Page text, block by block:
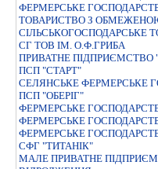
ФЕРМЕРСЬКЕ
ТОВАРИСТВО З
СIЛЬСЬКОГОСПОДАРСЬКЕ
СГ ТОВ ІМ. О.Ф.ГРИБА
ПРИВАТНЕ ПІДПРИЄМСТВО
ПСП "СТАРТ"
СЕЛЯНСЬКЕ ФЕРМЕРСЬКЕ
ПСП "ОБЕРІГ"
ФЕРМЕРСЬКЕ
ФЕРМЕРСЬКЕ
ФЕРМЕРСЬКЕ
СФГ "ТИТАНІК"
МАЛЕ ПРИВАТНЕ